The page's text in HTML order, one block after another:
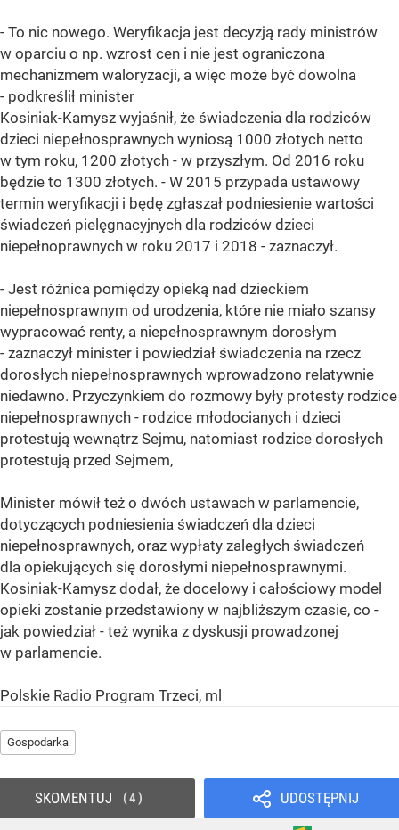
- To nic nowego. Weryfikacja jest decyzją rady ministrów
w oparciu o np. wzrost cen i nie jest ograniczona
mechanizmem waloryzacji, a więc może być dowolna
- podkreślił minister
Kosiniak-Kamysz wyjaśnił, że świadczenia dla rodziców
dzieci niepełnosprawnych wyniosą 1000 złotych netto
w tym roku, 1200 złotych - w przyszłym. Od 2016 roku
będzie to 1300 złotych. - W 2015 przypada ustawowy
termin weryfikacji i będę zgłaszał podniesienie wartości
świadczeń pielęgnacyjnych dla rodziców dzieci
niepełnoprawnych w roku 2017 i 2018 - zaznaczył.
- Jest różnica pomiędzy opieką nad dzieckiem
niepełnosprawnym od urodzenia, które nie miało szansy
wypracować renty, a niepełnosprawnym dorosłym
- zaznaczył minister i powiedział świadczenia na rzecz
dorosłych niepełnosprawnych wprowadzono relatywnie
niedawno. Przyczynkiem do rozmowy były protesty rodzice
niepełnosprawnych - rodzice młodocianych i dzieci
protestują wewnątrz Sejmu, natomiast rodzice dorosłych
protestują przed Sejmem,
Minister mówił też o dwóch ustawach w parlamencie,
dotyczących podniesienia świadczeń dla dzieci
niepełnosprawnych, oraz wypłaty zaległych świadczeń
dla opiekujących się dorosłymi niepełnosprawnymi.
Kosiniak-Kamysz dodał, że docelowy i całościowy model
opieki zostanie przedstawiony w najbliższym czasie, co -
jak powiedział - też wynika z dyskusji prowadzonej
w parlamencie.
Polskie Radio Program Trzeci, ml
Gospodarka
UDOSTĘPNIJ
SKOMENTUJ 4